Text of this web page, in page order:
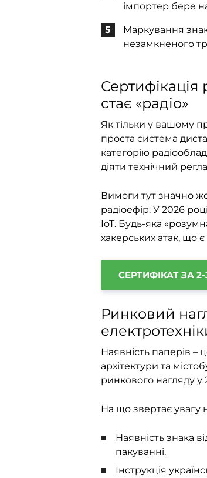
імпортер бере
Маркування
незамкненого
Сертифікація
стає «радіо»
Як тільки у вашому
проста система
категорію
діяти технічний
Вимоги тут значно
радіоефір. У 2026
IoT. Будь-яка
хакерських атак, що
СЕРТИФІКАТ ЗА 2-
Ринковий
Наявність паперів
архітектури та
ринкового нагляду у
На що звертає увагу
Наявність знака
пакуванні.
Інструкція